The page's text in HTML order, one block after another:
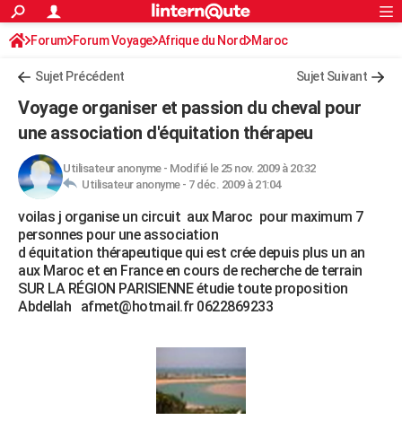
ACTUALITÉS
Politique
Société
Faits Divers
Education
Monde
Villes
+
FINANCE
Retraite
Impôts
Epargne
Immobilier
Risques naturels par ville
Banque
Assurance
Crédit
AUTO
Essais
Réserver un essai
Citadines
Berlines
SUV
Forum auto
HIGH-TECH
Mobiles
Meilleur smartphone
Internet
Ordinateurs
Jeux vidéo
Guide high-tech
+BRICOLAGE
Forum
Aménagement intérieur
Extérieur
Cuisine
Salle de bains
Jardinage
Rangement
WEEK-END
Guides de France
Escapades
Patrimoine
Expositions
Musées
Week-end nature
+LIFESTYLE
S'inscrire
Connexion
Forum Forum Voyage Afrique du Nord Maroc
Sujet Précédent Sujet Suivant
Voyage organiser et passion du cheval pour
une association d'équitation thérapeu
Utilisateur anonyme- Modifié le 25 nov. 2009 à 20:32
Utilisateur anonyme - 7 déc. 2009 à 21:04
voilas j organise un circuit aux Maroc pour maximum 7
personnes pour une association
d équitation thérapeutique qui est crée depuis plus un an
aux Maroc et en France en cours de recherche de terrain
SUR LA RÉGION PARISIENNE étudie toute proposition
Abdellah afmet@hotmail.fr 0622869233